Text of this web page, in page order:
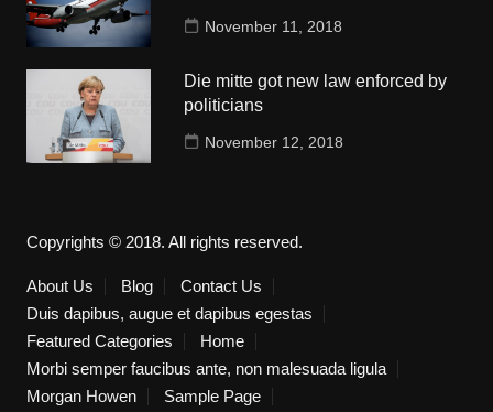
November 11, 2018
Die mitte got new law enforced by
politicians
November 12, 2018
Copyrights © 2018. All rights reserved.
About Us Blog
Contact Us
Duis dapibus, augue et dapibus egestas
Featured Categories
Home
Morbi semper faucibus ante, non malesuada ligula
Morgan Howen
Sample Page